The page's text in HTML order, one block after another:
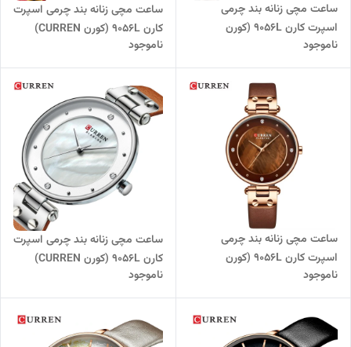
ساعت مچی زنانه بند چرمی
اسپرت کارن 9056L (کورن
CURREN) سرمه ای
ناموجود
ساعت مچی زنانه بند چرمی اسپرت
کارن 9056L (کورن CURREN)
قرمز-طلایی
ناموجود
ساعت مچی زنانه بند چرمی
اسپرت کارن 9056L (کورن
CURREN) قهوه ای
ناموجود
ساعت مچی زنانه بند چرمی اسپرت
کارن 9056L (کورن CURREN)
عسلی-نقره ای
ناموجود